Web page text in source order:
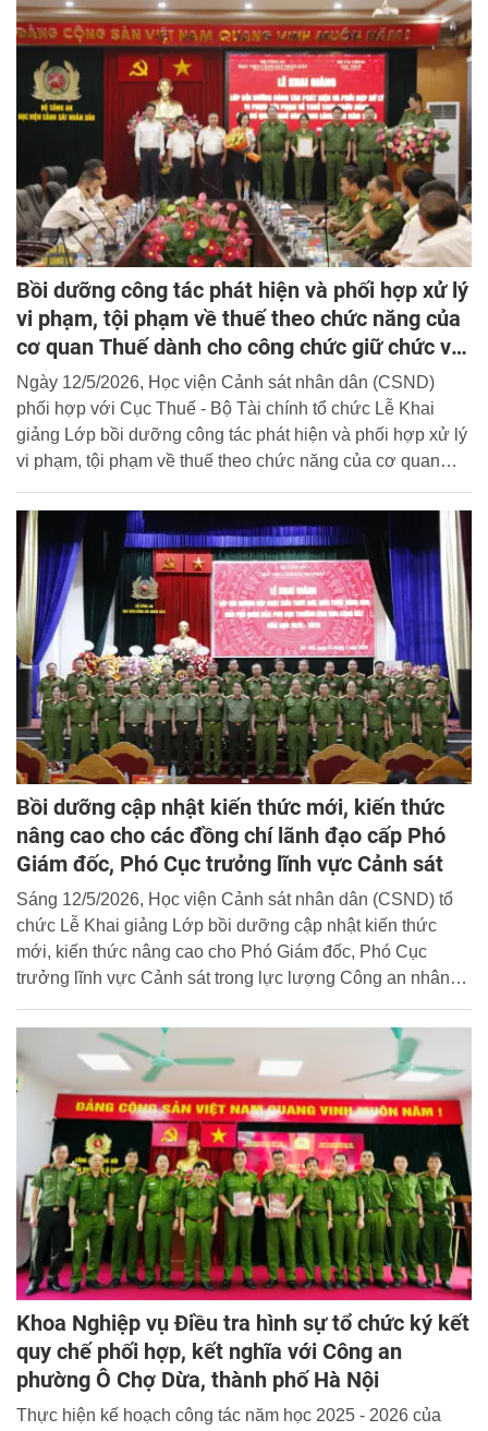
Bồi dưỡng công tác phát hiện và phối hợp xử lý
vi phạm, tội phạm về thuế theo chức năng của
cơ quan Thuế dành cho công chức giữ chức vụ
lãnh đạo, quản lý
Ngày 12/5/2026, Học viện Cảnh sát nhân dân (CSND)
phối hợp với Cục Thuế - Bộ Tài chính tổ chức Lễ Khai
giảng Lớp bồi dưỡng công tác phát hiện và phối hợp xử lý
vi phạm, tội phạm về thuế theo chức năng của cơ quan
năm 2026.
Bồi dưỡng cập nhật kiến thức mới, kiến thức
nâng cao cho các đồng chí lãnh đạo cấp Phó
Giám đốc, Phó Cục trưởng lĩnh vực Cảnh sát
Sáng 12/5/2026, Học viện Cảnh sát nhân dân (CSND) tổ
chức Lễ Khai giảng Lớp bồi dưỡng cập nhật kiến thức
mới, kiến thức nâng cao cho Phó Giám đốc, Phó Cục
trưởng lĩnh vực Cảnh sát trong lực lượng Công an nhân
Ban Chấp hành Trung ương Đảng, Thử trưởng Bộ Công
an dự, chỉ đạo tại buổi lễ và trực tiếp giảng dạy chuyên đề
đầu tiên cho khóa học.
Khoa Nghiệp vụ Điều tra hình sự tổ chức ký kết
quy chế phối hợp, kết nghĩa với Công an
phường Ô Chợ Dừa, thành phố Hà Nội
Thực hiện kế hoạch công tác năm học 2025 - 2026 của